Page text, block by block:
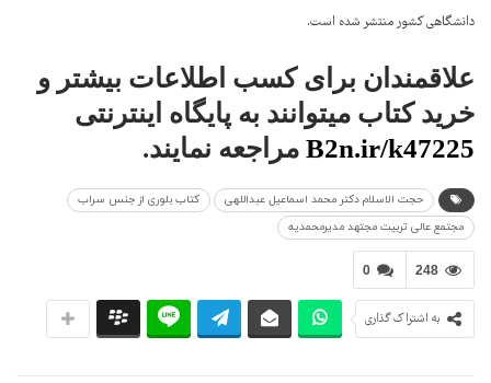
دانشگاهی کشور منتشر شده است.
علاقمندان برای کسب اطلاعات بیشتر و
خرید کتاب میتوانند به پایگاه اینترنتی
B2n.ir/k47225 مراجعه نمایند.
حجت الاسلام دکتر محمد اسماعیل عبداللهی
کتاب بلوری از جنس سراب
مجتمع عالی تربیت مجتهد مدیرمحمدیه
0 248
به اشتراک گذاری